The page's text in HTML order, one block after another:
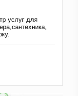
услуг для